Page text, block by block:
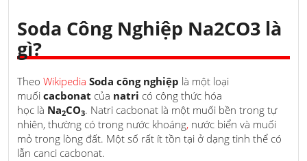
Soda Công Nghiệp Na2CO3 là
gì?
Theo Wikipedia Soda công nghiệp là một loại
muối cacbonat của natri có công thức hóa
học là Na2CO3. Natri cacbonat là một muối bền trong tự
nhiên, thường có trong nước khoáng, nước biển và muối
mỏ trong lòng đất. Một số rất ít tồn tại ở dạng tinh thể có
lẫn canci cacbonat.